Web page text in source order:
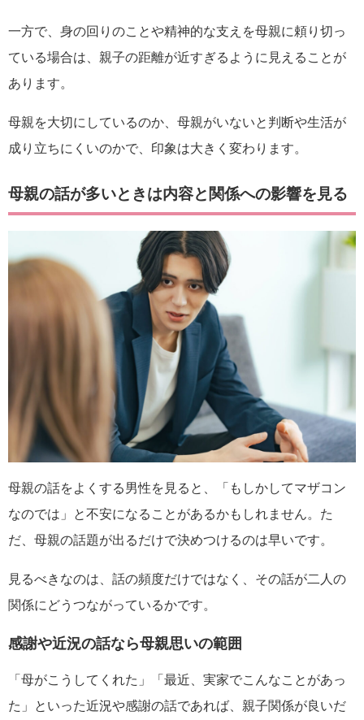
一方で、身の回りのことや精神的な支えを母親に頼り切っ
ている場合は、親子の距離が近すぎるように見えることが
あります。
母親を大切にしているのか、母親がいないと判断や生活が
成り立ちにくいのかで、印象は大きく変わります。
母親の話が多いときは内容と関係への影響を見る
母親の話をよくする男性を見ると、「もしかしてマザコン
なのでは」と不安になることがあるかもしれません。た
だ、母親の話題が出るだけで決めつけるのは早いです。
見るべきなのは、話の頻度だけではなく、その話が二人の
関係にどうつながっているかです。
感謝や近況の話なら母親思いの範囲
「母がこうしてくれた」「最近、実家でこんなことがあっ
た」といった近況や感謝の話であれば、親子関係が良いだ